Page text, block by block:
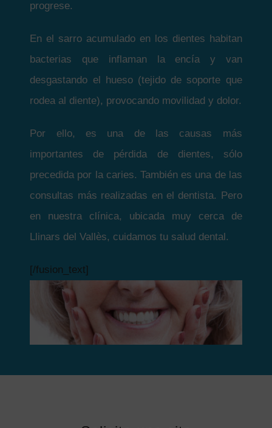
progrese.
En el sarro acumulado en los dientes habitan
bacterias que inflaman la encía y van
desgastando el hueso (tejido de soporte que
rodea al diente), provocando movilidad y dolor.
Por ello, es una de las causas más
importantes de pérdida de dientes, sólo
precedida por la caries. También es una de las
consultas más realizadas en el dentista. Pero
en nuestra clínica, ubicada muy cerca de
Llinars del Vallès, cuidamos tu salud dental.
[/fusion_text]